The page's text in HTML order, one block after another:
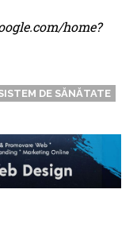
home?
DE SĂNĂTATE